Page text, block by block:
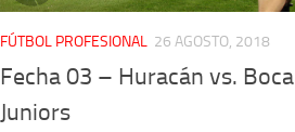
FÚTBOL PROFESIONAL 26 AGOSTO, 2018
Fecha 03 – Huracán vs. Boca
Juniors